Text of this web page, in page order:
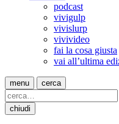
podcast
vivigulp
vivislurp
vivivideo
fai la cosa giusta
vai all’ultima
menu cerca
chiudi